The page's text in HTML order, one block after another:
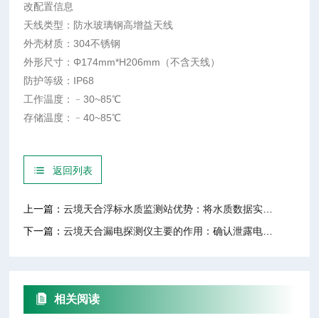
改配置信息
天线类型：防水玻璃钢高增益天线
外壳材质：304不锈钢
外形尺寸：Φ174mm*H206mm（不含天线）
防护等级：IP68
工作温度：﹣30~85℃
存储温度：﹣40~85℃
返回列表
上一篇：云境天合浮标水质监测站优势：将水质数据实时传输至云平台，提升反馈及时性
下一篇：云境天合漏电探测仪主要的作用：确认泄露电源的具体位置，保障灾后重建安全
相关阅读